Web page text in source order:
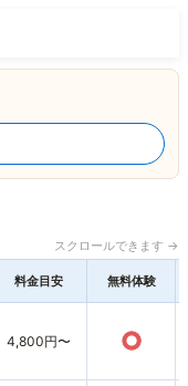
スクロールできます →
料金目安 無料体験
4,800円〜 ○